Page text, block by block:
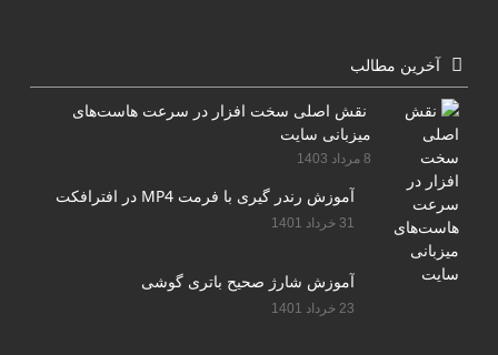
آخرین مطالب
نقش اصلی سخت افزار در سرعت هاست‌های
میزبانی سایت
8 مرداد 1403
آموزش رندر گیری با فرمت MP4 در افترافکت
31 خرداد 1401
آموزش شارژ صحیح باتری گوشی
23 خرداد 1401